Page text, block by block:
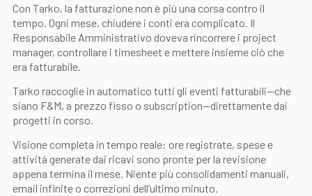
Con Tarko, la fatturazione non è più una corsa contro il
tempo. Ogni mese, chiudere i conti era complicato. Il
Responsabile Amministrativo doveva rincorrere i project
manager, controllare i timesheet e mettere insieme ciò che
era fatturabile.
Tarko raccoglie in automatico tutti gli eventi fatturabili—che
siano F&M, a prezzo fisso o subscription—direttamente dai
progetti in corso.
Visione completa in tempo reale: ore registrate, spese e
attività generate dai ricavi sono pronte per la revisione
appena termina il mese. Niente più consolidamenti manuali,
email infinite o correzioni dell’ultimo minuto.